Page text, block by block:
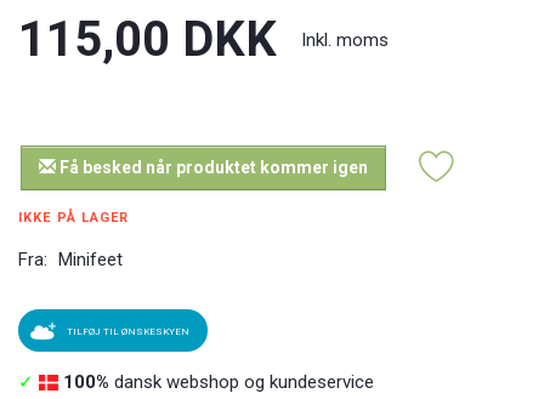
115,00 DKK Inkl. moms
Få besked når produktet kommer igen
IKKE PÅ LAGER
Fra: Minifeet
TILFØJ TIL ØNSKESKYEN
✓ 100% dansk webshop og kundeservice